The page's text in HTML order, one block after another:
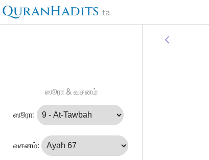
QuranHadits ta
ஸூரா & வசனம்
ஸூரா:
வசனம்: